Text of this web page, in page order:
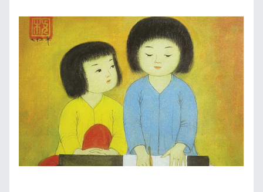
Video Đọc Truyện
Video Tiếng Việt, Sử Việt
Trung Tâm Việt Ngữ
Gây Quỹ
Liên Lạc